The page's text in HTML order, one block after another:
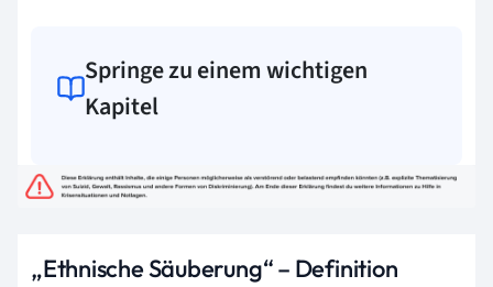
Springe zu einem wichtigen
Kapitel
„Ethnische Säuberung“ – Definition